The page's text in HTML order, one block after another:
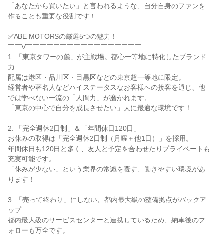
「あなたから買いたい」と言われるような、自分自身のファンを
作ることも重要な役割です！
✅ABE MOTORSの厳選5つの魅力！
￣￣V￣￣￣￣￣￣￣￣￣￣￣￣￣￣￣￣￣
1. 「東京タワーの麓」が主戦場。都心一等地に特化したブランド
力
配属は港区・品川区・目黒区などの東京超一等地に限定。
経営者や著名人などハイステータスなお客様への接客を通じ、他
では学べない一流の「人間力」が磨かれます。
「東京の中心で自分を成長させたい」人に最適な環境です！
2. 「完全週休2日制」＆「年間休日120日」
お休みの取得は「完全週休2日制（月曜＋他1日）」を採用。
年間休日も120日と多く、友人と予定を合わせたりプライベートも
充実可能です。
「休みが少ない」という業界の常識を覆す、働きやすい環境があ
ります！
3. 「売って終わり」にしない。都内最大級の整備拠点がバックア
ップ
都内最大級のサービスセンターと連携しているため、納車後のフ
ォローも万全です。